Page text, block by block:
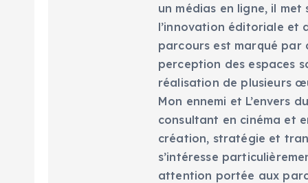
un médias en ligne, il
l’innovation éditoriale et
parcours est marqué par
perception des espaces
réalisation de plusieurs
Mon ennemi et L’envers
consultant en cinéma et
création, stratégie et
s’intéresse
attention portée aux